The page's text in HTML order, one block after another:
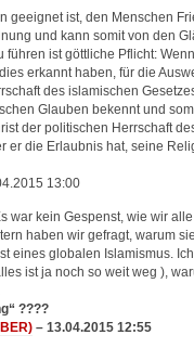
geeignet ist, den Menschen
und kann somit von den
ist göttliche Pflicht:
erkannt haben, für die
des islamischen
Glauben bekennt und
der politischen Herrschaft
er die Erlaubnis hat, seine
13:00
war kein Gespenst, wie wir
haben wir gefragt, warum
eines globalen Islamismus.
ist ja noch so weit weg ),
????
) – 13.04.2015 12:55